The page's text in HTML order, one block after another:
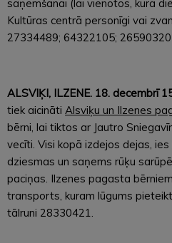
saņemšanai (lai vienotos, kurā
Kultūras centrā personīgi vai
27334489; 64322105; 26590320
ALSVIĶI, ILZENE. 18. decembrī
tiek aicināti Alsviķu un Ilzenes
bērni, lai tiktos ar Jautro
vecīti. Visi kopā izdejos dejas,
dziesmas un saņems rūķu
paciņas. Ilzenes pagasta
transports, kuram lūgums
tālruni 28330421.